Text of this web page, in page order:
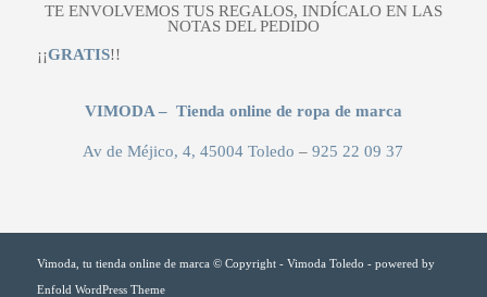
TE ENVOLVEMOS TUS REGALOS, INDÍCALO EN LAS
NOTAS DEL PEDIDO
¡¡GRATIS!!
VIMODA – Tienda online de ropa de marca
Av de Méjico, 4, 45004 Toledo –925 22 09 37
Vimoda, tu tienda online de marca © Copyright - Vimoda Toledo - powered by
Enfold WordPress Theme